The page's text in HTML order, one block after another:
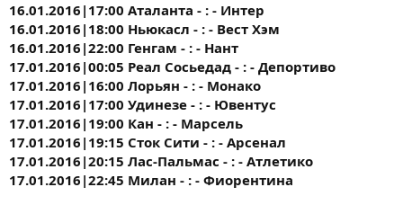
16.01.2016|17:00 Аталанта - : - Интер
16.01.2016|18:00 Ньюкасл - : - Вест Хэм
16.01.2016|22:00 Генгам - : - Нант
17.01.2016|00:05 Реал Сосьедад - : - Депортиво
17.01.2016|16:00 Лорьян - : - Монако
17.01.2016|17:00 Удинезе - : - Ювентус
17.01.2016|19:00 Кан - : - Марсель
17.01.2016|19:15 Сток Сити - : - Арсенал
17.01.2016|20:15 Лас-Пальмас - : - Атлетико
17.01.2016|22:45 Милан - : - Фиорентина